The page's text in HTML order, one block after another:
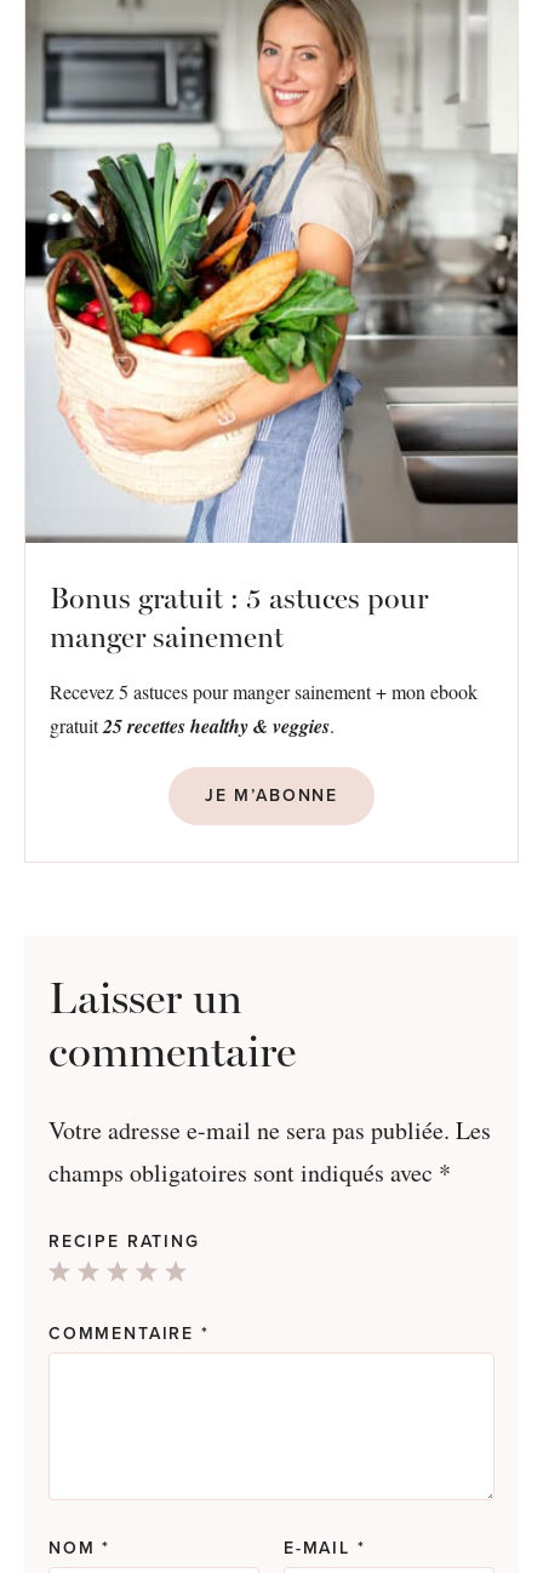
Bonus gratuit : 5 astuces pour
manger sainement
Recevez 5 astuces pour manger sainement + mon ebook
gratuit25 recettes healthy & veggies.
JE M’ABONNE
Laisser un
commentaire
Votre adresse e-mail ne sera pas publiée. Les
champs obligatoires sont indiqués avec *
RECIPE RATING
4
3
2
1
COMMENTAIRE *
NOM* E-MAIL *